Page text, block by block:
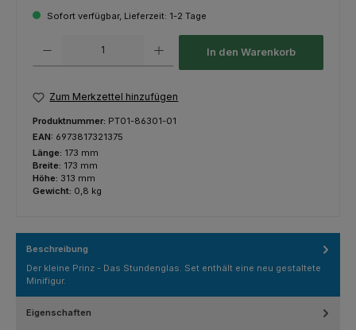
Sofort verfügbar, Lieferzeit: 1-2 Tage
In den Warenkorb
Zum Merkzettel hinzufügen
Produktnummer: PT01-86301-01
EAN: 6973817321375
Länge: 173 mm
Breite: 173 mm
Höhe: 313 mm
Gewicht: 0,8 kg
Beschreibung
Der kleine Prinz - Das Stundenglas. Set enthält eine neu gestaltete
Minifigur.
Eigenschaften